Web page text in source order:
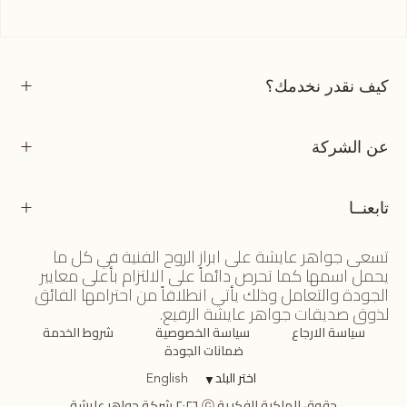
كيف نقدر نخدمك؟
عن الشركة
تابعنــا
تسعى جواهر عايشة على ابراز الروح الفنية في كل ما
يحمل اسمها كما تحرص دائماً على الالتزام بأعلى معايير
الجودة والتعامل وذلك يأتي انطلاقاً من احترامها الفائق
لذوق صديقات جواهر عايشة الرفيع.
سياسة الارجاع سياسة الخصوصية شروط الخدمة
ضمانات الجودة
اختر البلد▼
English